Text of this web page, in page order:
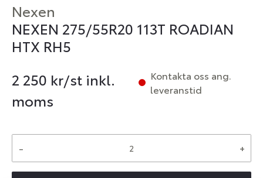
Nexen
NEXEN 275/55R20 113T ROADIAN
HTX RH5
2 250 kr/st inkl.
moms
Kontakta oss ang.
leveranstid
- +